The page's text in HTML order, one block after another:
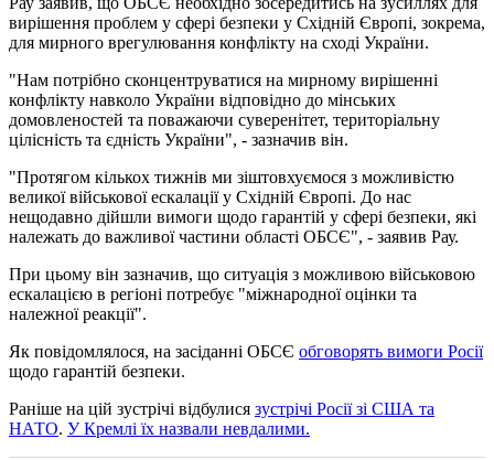
вирішення проблем у сфері безпеки у Східній Європі, зокрема,
для мирного врегулювання конфлікту на сході України.
"Нам потрібно сконцентруватися на мирному вирішенні
конфлікту навколо України відповідно до мінських
домовленостей та поважаючи суверенітет, територіальну
цілісність та єдність України", - зазначив він.
"Протягом кількох тижнів ми зіштовхуємося з можливістю
великої військової ескалації у Східній Європі. До нас
нещодавно дійшли вимоги щодо гарантій у сфері безпеки, які
належать до важливої ​​частини області ОБСЄ", - заявив Рау.
При цьому він зазначив, що ситуація з можливою військовою
ескалацією в регіоні потребує "міжнародної оцінки та
належної реакції".
Як повідомлялося, на засіданні ОБСЄ обговорять вимоги Росії
щодо гарантій безпеки.
Раніше на цій зустрічі відбулися зустрічі Росії зі США та
НАТО. У Кремлі їх назвали невдалими.